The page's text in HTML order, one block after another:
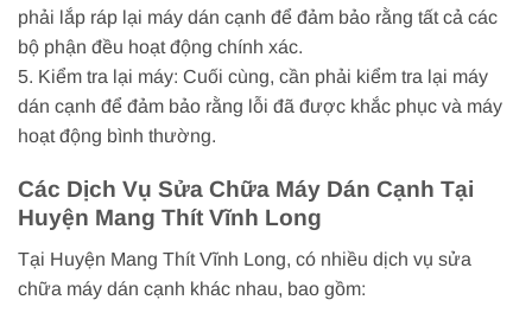
phải lắp ráp lại máy dán cạnh để đảm bảo rằng tất cả các
bộ phận đều hoạt động chính xác.
5. Kiểm tra lại máy: Cuối cùng, cần phải kiểm tra lại máy
dán cạnh để đảm bảo rằng lỗi đã được khắc phục và máy
hoạt động bình thường.
Các Dịch Vụ Sửa Chữa Máy Dán Cạnh Tại
Huyện Mang Thít Vĩnh Long
Tại Huyện Mang Thít Vĩnh Long, có nhiều dịch vụ sửa
chữa máy dán cạnh khác nhau, bao gồm: